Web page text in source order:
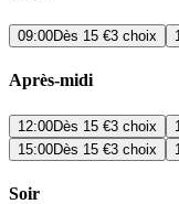
09:00Dès 15 €3 choix
Après-midi
12:00Dès 15 €3 choix
15:00Dès 15 €3 choix
Soir